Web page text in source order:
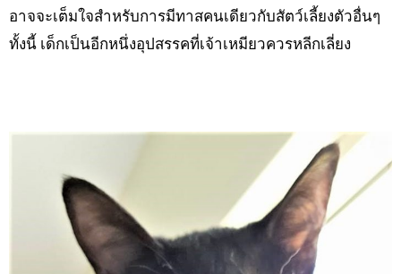
อาจจะเต็มใจสำหรับการมีทาสคนเดียวกับสัตว์เลี้ยงตัวอื่นๆ
ทั้งนี้ เด็กเป็นอีกหนึ่งอุปสรรคที่เจ้าเหมียวควรหลีกเลี่ยง